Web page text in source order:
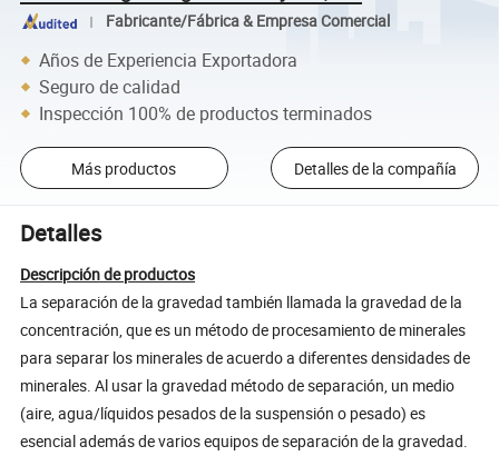
Fabricante/Fábrica & Empresa Comercial
Años de Experiencia Exportadora
Seguro de calidad
Inspección 100% de productos terminados
Más productos Detalles de la compañía
Detalles
Descripción de productos
La separación de la gravedad también llamada la gravedad de la
concentración, que es un método de procesamiento de minerales
para separar los minerales de acuerdo a diferentes densidades de
minerales. Al usar la gravedad método de separación, un medio
(aire, agua/líquidos pesados de la suspensión o pesado) es
esencial además de varios equipos de separación de la gravedad.